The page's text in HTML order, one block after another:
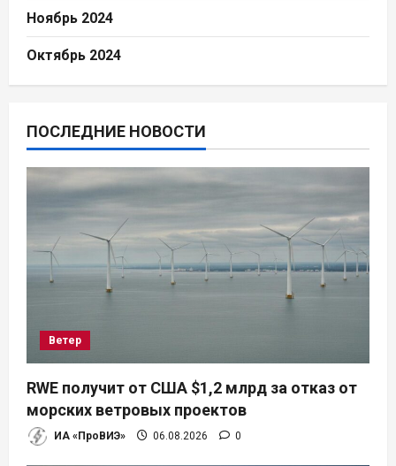
Ноябрь 2024
Октябрь 2024
ПОСЛЕДНИЕ НОВОСТИ
Ветер
RWE получит от США $1,2 млрд за отказ от
морских ветровых проектов
ИА «ПроВИЭ» 06.08.2026 0